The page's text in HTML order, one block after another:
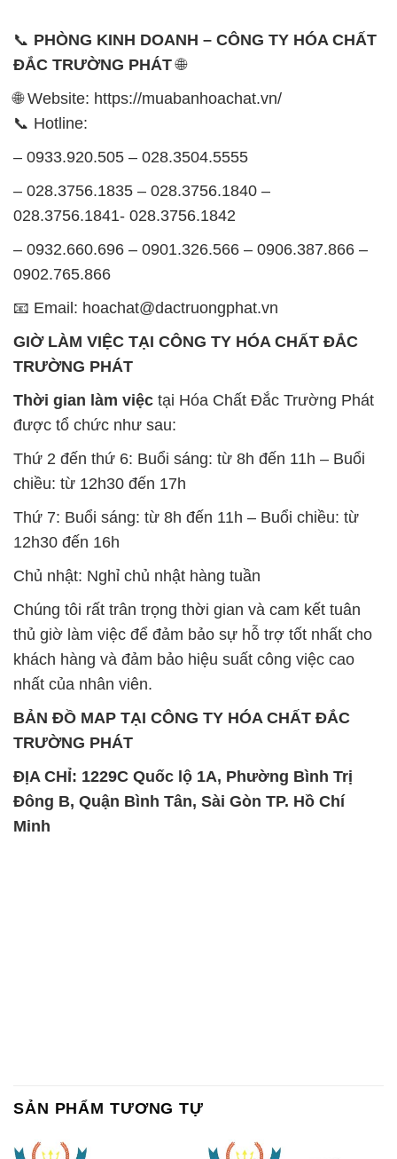
chiều: từ 12h30 đến 17h
12h30 đến 16h
thủ giờ làm việc để đảm bảo sự hỗ trợ tốt nhất cho
khách hàng và đảm bảo hiệu suất công việc cao
nhất của nhân viên.
BẢN ĐỒ MAP TẠI CÔNG TY HÓA CHẤT ĐẮC
TRƯỜNG PHÁT
ĐỊA CHỈ: 1229C Quốc lộ 1A, Phường Bình Trị
Đông B, Quận Bình Tân, Sài Gòn TP. Hồ Chí
Minh
SẢN PHẨM TƯƠNG TỰ